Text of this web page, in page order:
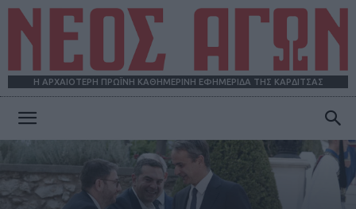
Η ΑΡΧΑΙΟΤΕΡΗ ΠΡΩΪΝΗ ΚΑΘΗΜΕΡΙΝΗ ΕΦΗΜΕΡΙΔΑ ΤΗΣ ΚΑΡΔΙΤΣΑΣ
ΑΓΩΝ